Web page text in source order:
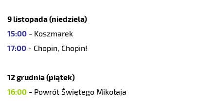
9 listopada (niedziela)
15:00 - Koszmarek
17:00 - Chopin, Chopin!
12 grudnia (piątek)
16:00 - Powrót Świętego Mikołaja